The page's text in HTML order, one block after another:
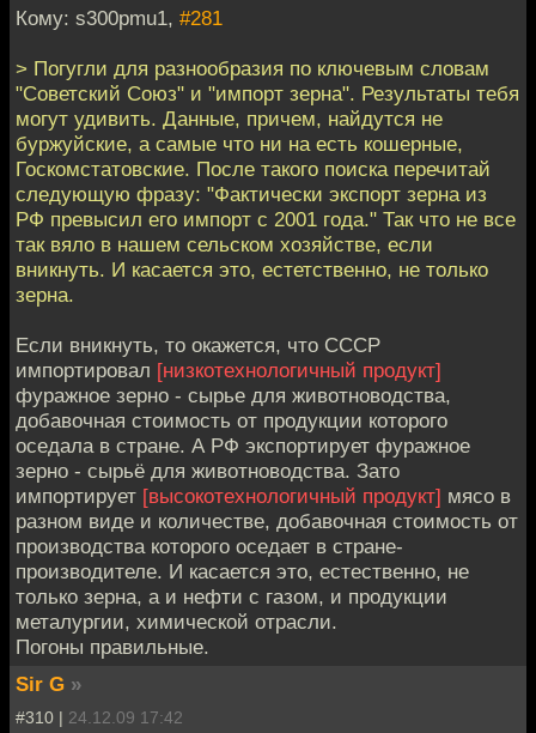
Кому: s300pmu1, #281
> Погугли для разнообразия по ключевым словам
"Советский Союз" и "импорт зерна". Результаты тебя
могут удивить. Данные, причем, найдутся не
буржуйские, а самые что ни на есть кошерные,
Госкомстатовские. После такого поиска перечитай
следующую фразу: "Фактически экспорт зерна из
РФ превысил его импорт с 2001 года." Так что не все
так вяло в нашем сельском хозяйстве, если
вникнуть. И касается это, естетственно, не только
зерна.
Если вникнуть, то окажется, что СССР
импортировал [низкотехнологичный продукт]
фуражное зерно - сырье для животноводства,
добавочная стоимость от продукции которого
оседала в стране. А РФ экспортирует фуражное
зерно - сырьё для животноводства. Зато
импортирует [высокотехнологичный продукт] мясо в
разном виде и количестве, добавочная стоимость от
производства которого оседает в стране-
производителе. И касается это, естественно, не
только зерна, а и нефти с газом, и продукции
металургии, химической отрасли.
Погоны правильные.
Sir G »
#310 | 24.12.09 17:42